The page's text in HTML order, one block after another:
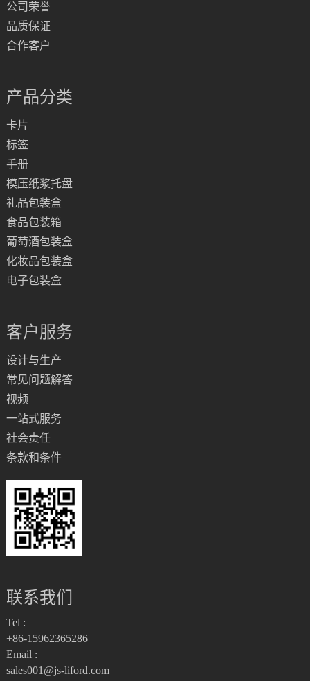
公司荣誉
品质保证
合作客户
产品分类
卡片
标签
手册
模压纸浆托盘
礼品包装盒
食品包装箱
葡萄酒包装盒
化妆品包装盒
电子包装盒
客户服务
设计与生产
常见问题解答
视频
一站式服务
社会责任
条款和条件
联系我们
Tel :
+86-15962365286
Email :
sales001@js-liford.com